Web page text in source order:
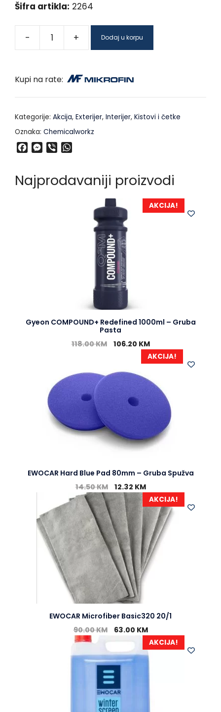
Šifra artikla: 2264
- + Dodaj u korpu
Kupi na rate:
Kategorije: Akcija, Exterijer, Interijer, Kistovi i četke
Oznaka: Chemicalworkz
e
b
M
s
e
t
Najprodavaniji proizvodi
AKCIJA!
Gyeon COMPOUND+ Redefined 1000ml – Gruba
Pasta
118.00KM 106.20 KM
AKCIJA!
EWOCAR Hard Blue Pad 80mm – Gruba Spužva
14.50KM 12.32 KM
AKCIJA!
EWOCAR Microfiber Basic320 20/1
90.00KM 63.00 KM
AKCIJA!